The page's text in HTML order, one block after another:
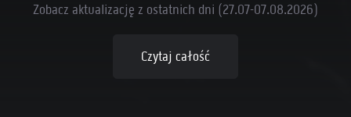
Zobacz aktualizację z ostatnich dni (27.07-07.08.2026)
Czytaj całość